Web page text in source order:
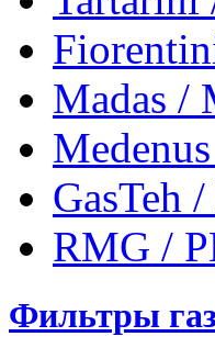
Madas /
GasTeh /
RMG /
Фильтры